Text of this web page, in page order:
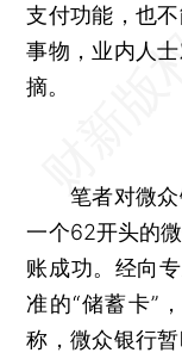
支付功能，也
事物，业内人
摘。
笔者对微众
一个62开头的
账成功。经向
准的“储蓄卡”
称，微众银行